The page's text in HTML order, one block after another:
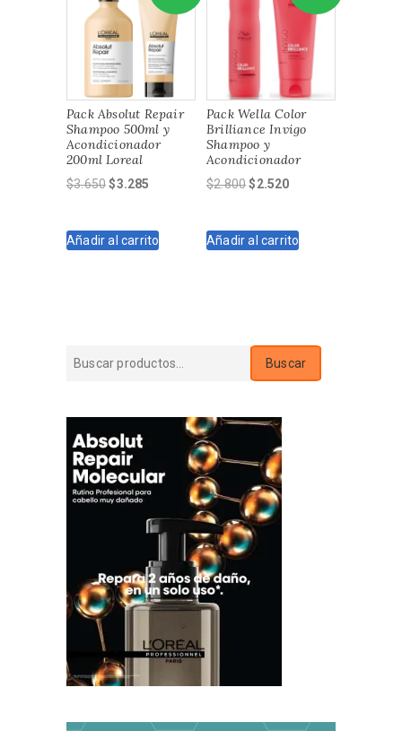
Pack Absolut Repair
Shampoo 500ml y
Acondicionador
200ml Loreal
$3.650El
era:
$3.285
es:
Añadir al carrito
Pack Wella Color
Brilliance Invigo
Shampoo y
Acondicionador
$2.800El
era:
$2.520El
es:
Añadir al carrito
Buscar